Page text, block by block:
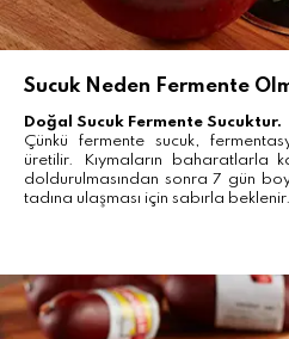
Sucuk Neden Fermente
Doğal Sucuk Fermente Sucuktur.
Çünkü fermente sucuk,
üretilir. Kıymaların baharatlarla
doldurulmasından sonra 7 gün
tadına ulaşması için sabırla beklenir.